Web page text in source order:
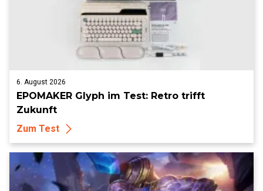
6. August 2026
EPOMAKER Glyph im Test: Retro trifft
Zukunft
Zum Test